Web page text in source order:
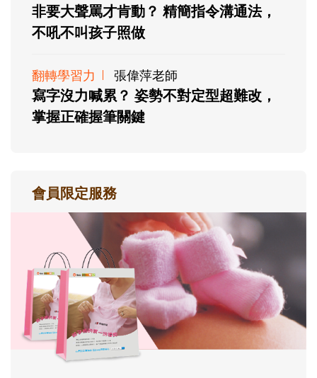
非要大聲罵才肯動？ 精簡指令溝通法，
不吼不叫孩子照做
翻轉學習力 張偉萍老師
寫字沒力喊累？ 姿勢不對定型超難改，
掌握正確握筆關鍵
會員限定服務